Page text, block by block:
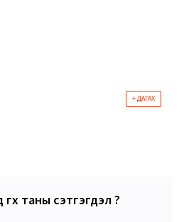
+ ДАГАХ
таны сэтгэгдэл ?